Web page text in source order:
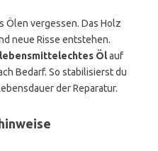
Ölen vergessen. Das Holz
neue Risse entstehen.
lebensmittelechtes Ölauf
Bedarf. So stabilisierst du
der Reparatur.